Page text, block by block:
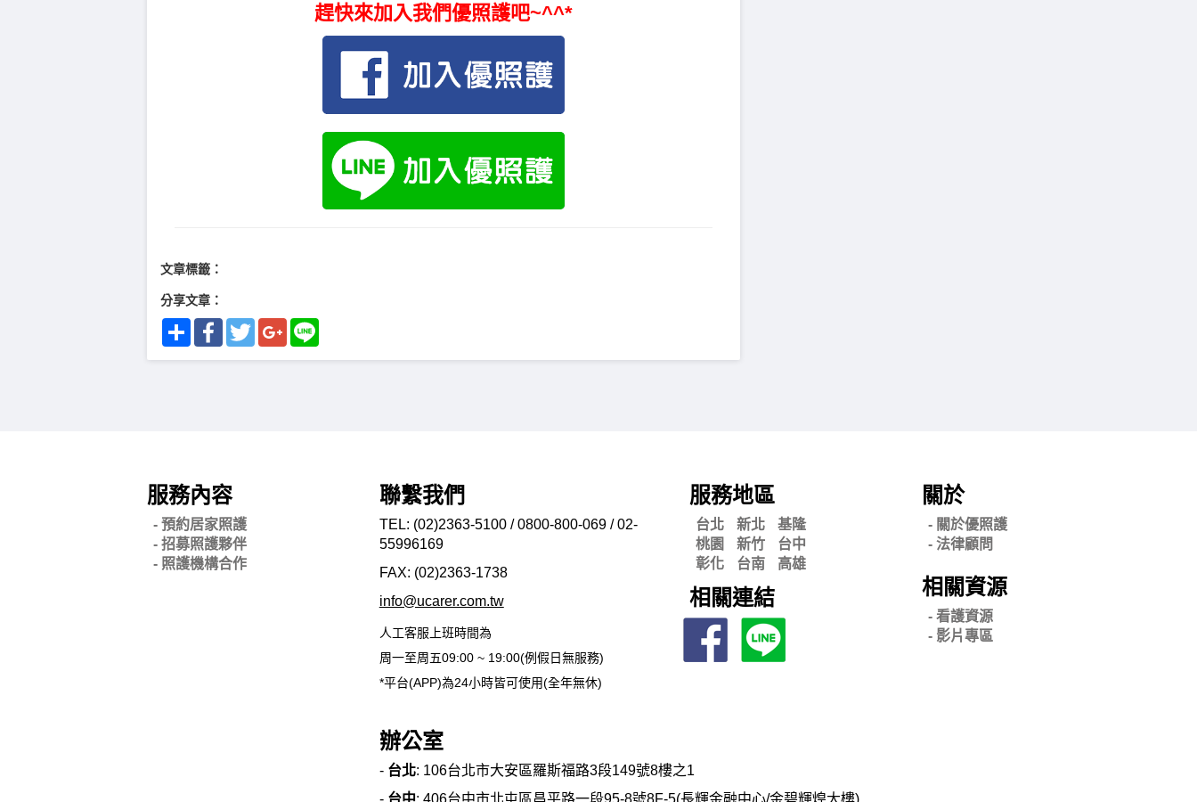
趕快來加入我們優照護吧~^^*
文章標籤：
分享文章：
ShareFacebookTwitterGoogle+Line
服務內容
- 預約居家照護
- 招募照護夥伴
- 照護機構合作
聯繫我們
TEL: (02)2363-5100 / 0800-800-069 / 02-
55996169
FAX: (02)2363-1738
info@ucarer.com.tw
人工客服上班時間為
周一至周五09:00 ~ 19:00(例假日無服務)
*平台(APP)為24小時皆可使用(全年無休)
服務地區
台北 新北
基隆
桃園
新竹
台中
彰化
台南 高雄
相關連結
關於
- 關於優照護
-法律顧問
相關資源
- 看護資源
- 影片專區
辦公室
- 台北: 106台北市大安區羅斯福路3段149號8樓之1